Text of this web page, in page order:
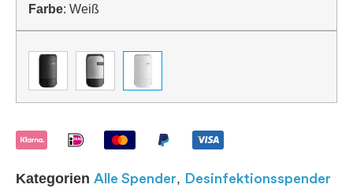
Farbe: Weiß
Kategorien Alle Spender, Desinfektionsspender